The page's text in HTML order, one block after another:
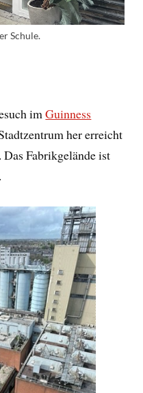
Schule.
imGuinness
her erreicht
Fabrikgelände ist